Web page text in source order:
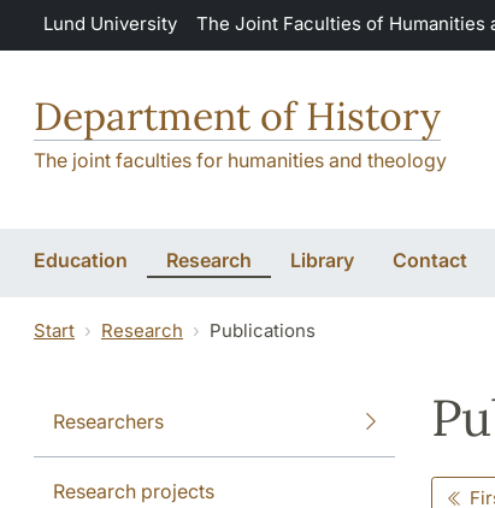
Skip to main content
Lund University The Joint Faculties of Humanities
Department of History
The joint faculties for humanities and theology
Education Research Library Contact
Start Research Publications
Researchers
Research projects